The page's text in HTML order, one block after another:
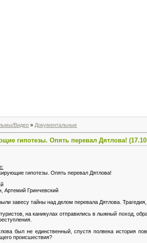
Видео » Документальные
гипотезы. Опять перевал Дятлова!
гипотезы. Опять перевал Дятлова!
Артемий Гринчевский
завесу тайны над делом перевала Дятлова.
на каникулах отправились в лыжный поход,
был не единственный, спустя полвека история
происшествия?